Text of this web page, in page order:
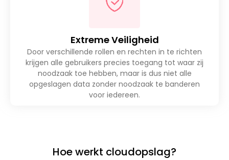
Extreme Veiligheid
Door verschillende rollen en rechten in te richten
krijgen alle gebruikers precies toegang tot waar zij
noodzaak toe hebben, maar is dus niet alle
opgeslagen data zonder noodzaak te banderen
voor iedereen.
Hoe werkt cloudopslag?